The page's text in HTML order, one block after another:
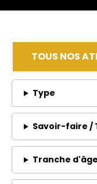
TOUS NOS
Type
Savoir-faire /
Tranche d'âge